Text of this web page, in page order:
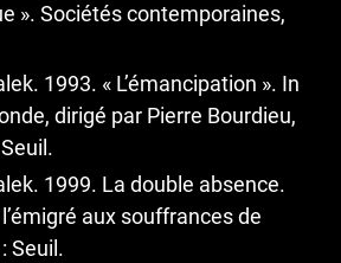
». Sociétés contemporaines,
1993. « L’émancipation ». In
dirigé par Pierre Bourdieu,
1999. La double absence.
aux souffrances de
Seuil.